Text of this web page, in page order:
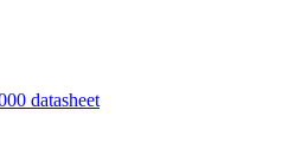
datasheet